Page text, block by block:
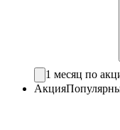
1 месяц по
Акция